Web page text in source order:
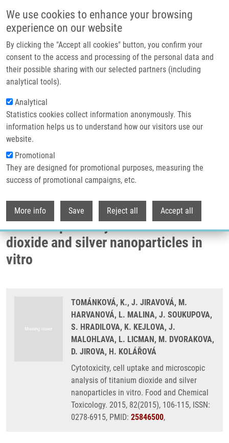
We use cookies to enhance your browsing
experience on our website
By clicking the "Accept all cookies" button, you confirm your
consent to the access and processing of the personal data and
their possible sharing with our selected partners (including
analytical tools).
Analytical
Statistics cookies collect information anonymously. This
information helps us to understand how our visitors use our
website.
Promotional
They are designed for promotional purposes, measuring the
success of promotional campaigns, etc.
More info Save Reject all Accept all
Header image
Drobečková navigace
Domů
Cytotoxicity, Cell Uptake And Microscopic Analysis Of Titanium Dioxide
And Silver Nanoparticles In Vitro
Cytotoxicity, cell uptake and
microscopic analysis of titanium
dioxide and silver nanoparticles in
vitro
TOMÁNKOVÁ, K., J. JIRAVOVÁ, M.
HARVANOVÁ, L. MALINA, J. SOUKUPOVA,
S. HRADILOVA, K. KEJLOVA, J.
MALOHLAVA, L. LICMAN, M. DVORAKOVA,
D. JIROVA, H. KOLÁŘOVÁ
Cytotoxicity, cell uptake and microscopic
analysis of titanium dioxide and silver
nanoparticles in vitro. Food and Chemical
Toxicology. 2015, 82(2015), 106-115, ISSN:
0278-6915, PMID: 25846500,